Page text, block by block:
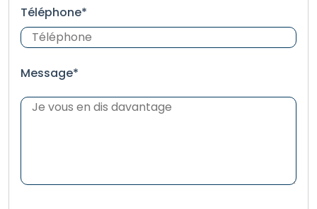
Téléphone*
Message*